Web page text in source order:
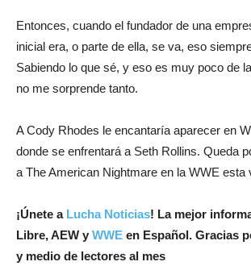
Entonces, cuando el fundador de una
inicial era, o parte de ella, se va, eso
Sabiendo lo que sé, y eso es muy poco de
no me sorprende tanto.
A Cody Rhodes le encantaría aparecer en
donde se enfrentará a Seth Rollins. Queda
a The American Nightmare en la WWE esta
¡Únete a Lucha Noticias! La mejor
Libre, AEW y WWE en Español. Gracias
y medio de lectores al mes